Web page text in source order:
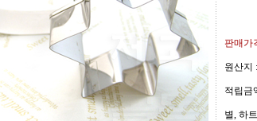
판매가
원산지
적립금
별, 하트